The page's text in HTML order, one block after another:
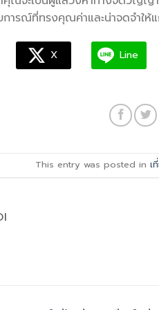
การณ์ที่ทรงคุณค่าและน่าจดจำใ
X Line
This entry was posted in เ